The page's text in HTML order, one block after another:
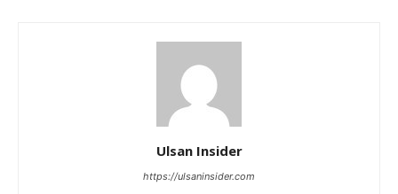
Ulsan Insider
https://ulsaninsider.com